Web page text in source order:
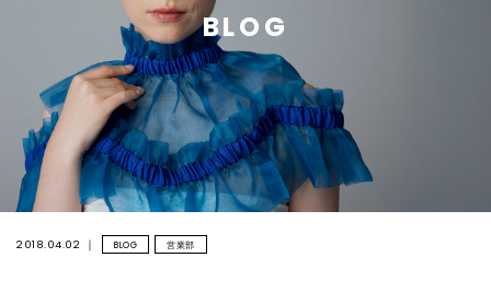
BLOG
2018.04.02 BLOG 営業部
PRODUCTS
WELLBEING REPORT
FOR SALON
COMPANY